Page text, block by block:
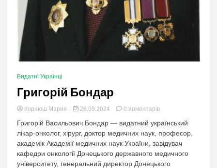
Видатні Українці
Григорій Бондар
Корнюш Мария 26.09.2024 0 Коментарівв
Григорій
Бондар
Григорій Васильович Бондар — видатний український
лікар-онколог, хірург, доктор медичних наук, професор,
академік Академії медичних наук України, завідувач
кафедри онкології Донецького державного медичного
університету, генеральний директор Донецького